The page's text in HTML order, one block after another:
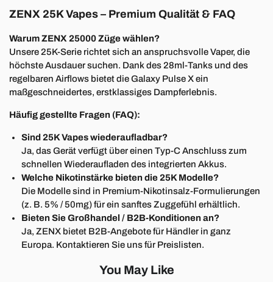
ZENX 25K Vapes – Premium Qualität & FAQ
Warum ZENX 25000 Züge wählen?
Unsere 25K-Serie richtet sich an anspruchsvolle Vaper, die
höchste Ausdauer suchen. Dank des 28ml-Tanks und des
regelbaren Airflows bietet die Galaxy Pulse X ein
maßgeschneidertes, erstklassiges Dampferlebnis.
Häufig gestellte Fragen (FAQ):
Sind 25K Vapes wiederaufladbar?
Ja, das Gerät verfügt über einen Typ-C Anschluss zum
schnellen Wiederaufladen des integrierten Akkus.
Welche Nikotinstärke bieten die 25K Modelle?
Die Modelle sind in Premium-Nikotinsalz-Formulierungen
(z. B. 5% / 50mg) für ein sanftes Zuggefühl erhältlich.
Bieten Sie Großhandel / B2B-Konditionen an?
Ja, ZENX bietet B2B-Angebote für Händler in ganz
Europa. Kontaktieren Sie uns für Preislisten.
You May Like
1
€
B
a
r
g
e
l
d
g
u
t
s
c
h
e
i n
So closed!
20% Rabatt
Not today
10% Rabatt
Oops!
B
h
n
5
€
B
a
rg
e
ld
g
u
tsc
h
e
in
Missed!
3
0
0
€
B
a
r
g
e
l
d
g
u
t
s
ch
e
i
n Sorry